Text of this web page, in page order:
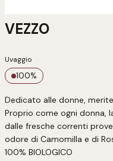
VEZZO
Uvaggio
100%
Dedicato alle donne,
Proprio come ogni donna,
dalle fresche correnti
odore di Camomilla e di
100% BIOLOGICO